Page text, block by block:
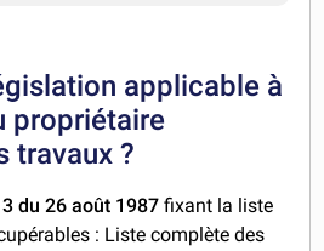
applicable à
propriétaire
travaux ?
du 26 août 1987 fixant la liste
: Liste complète des